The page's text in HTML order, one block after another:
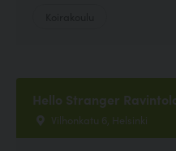
Hello Stranger
Vilhonkatu 6, Helsinki